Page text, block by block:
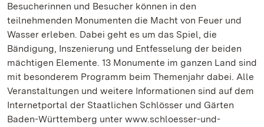
Besucherinnen und Besucher können in den
teilnehmenden Monumenten die Macht von Feuer und
Wasser erleben. Dabei geht es um das Spiel, die
Bändigung, Inszenierung und Entfesselung der beiden
mächtigen Elemente. 13 Monumente im ganzen Land sind
mit besonderem Programm beim Themenjahr dabei. Alle
Veranstaltungen und weitere Informationen sind auf dem
Internetportal der Staatlichen Schlösser und Gärten
Baden-Württemberg unter www.schloesser-und-